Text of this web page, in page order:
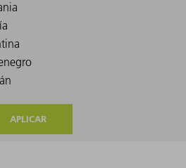
APLICAR